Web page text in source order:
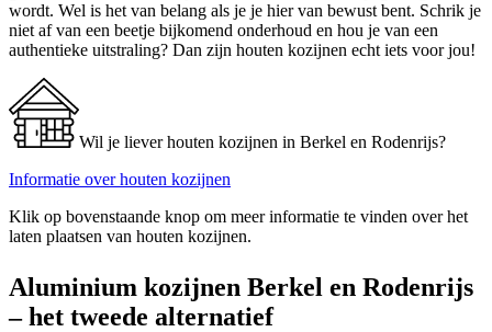
wordt. Wel is het van belang als je je hier van bewust bent. Schrik je
niet af van een beetje bijkomend onderhoud en hou je van een
authentieke uitstraling? Dan zijn houten kozijnen echt iets voor jou!
Wil je liever houten kozijnen in Berkel en Rodenrijs?
Informatie over houten kozijnen
Klik op bovenstaande knop om meer informatie te vinden over het
laten plaatsen van houten kozijnen.
Aluminium kozijnen Berkel en Rodenrijs
– het tweede alternatief